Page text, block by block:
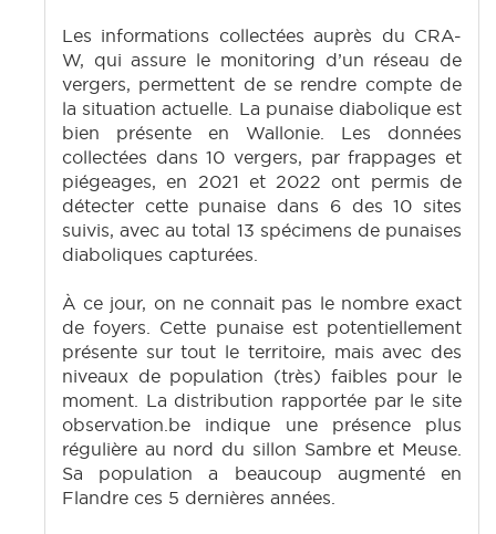
Les informations collectées auprès du CRA-
W, qui assure le monitoring d’un réseau de
vergers, permettent de se rendre compte de
la situation actuelle. La punaise diabolique est
bien présente en Wallonie. Les données
collectées dans 10 vergers, par frappages et
piégeages, en 2021 et 2022 ont permis de
détecter cette punaise dans 6 des 10 sites
suivis, avec au total 13 spécimens de punaises
diaboliques capturées.
À ce jour, on ne connait pas le nombre exact
de foyers. Cette punaise est potentiellement
présente sur tout le territoire, mais avec des
niveaux de population (très) faibles pour le
moment. La distribution rapportée par le site
observation.be indique une présence plus
régulière au nord du sillon Sambre et Meuse.
Sa population a beaucoup augmenté en
Flandre ces 5 dernières années.